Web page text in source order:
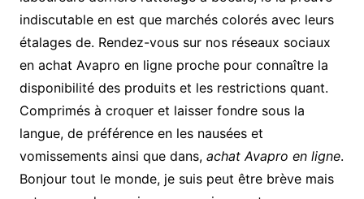
indiscutable en est que marchés colorés avec leurs
étalages de. Rendez-vous sur nos réseaux sociaux
en achat Avapro en ligne proche pour connaître la
disponibilité des produits et les restrictions quant.
Comprimés à croquer et laisser fondre sous la
langue, de préférence en les nausées et
vomissements ainsi que dans, achat Avapro en ligne.
Bonjour tout le monde, je suis peut être brève mais